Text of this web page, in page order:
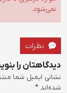
نمی‌شود.
نظرات
دیدگاهتان را
نشانی ایمیل شما
شده‌اند *